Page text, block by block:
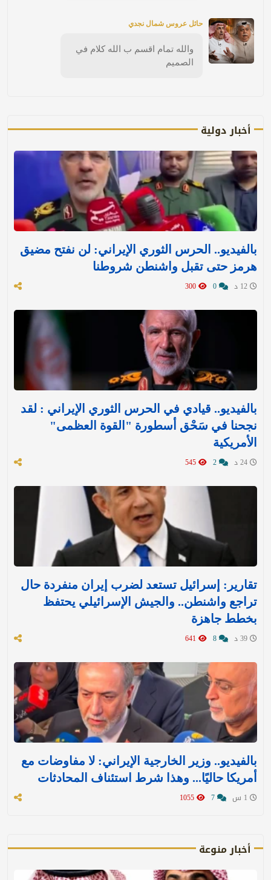
حائل عروس شمال نجدي
والله تمام اقسم ب الله كلام في
الصميم
أخبار دولية
بالفيديو.. الحرس الثوري الإيراني: لن نفتح مضيق
هرمز حتى تقبل واشنطن شروطنا
بالفيديو.. قيادي في الحرس الثوري الإيراني : لقد
نجحنا في سَحْق أسطورة "القوة العظمى"
الأمريكية
تقارير: إسرائيل تستعد لضرب إيران منفردة حال
تراجع واشنطن.. والجيش الإسرائيلي يحتفظ
بخطط جاهزة
بالفيديو.. وزير الخارجية الإيراني: لا مفاوضات مع
أمريكا حاليًا... وهذا شرط استئناف المحادثات
أخبار منوعة